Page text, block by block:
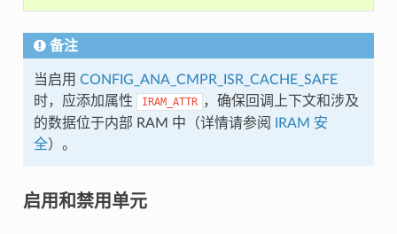
备注
当启用 CONFIG_ANA_CMPR_ISR_CACHE_SAFE
时，应添加属性
IRAM_ATTR ，确保回调上下文和涉及
的数据位于内部 RAM 中（详情请参阅
IRAM 安
全）。
启用和禁用单元